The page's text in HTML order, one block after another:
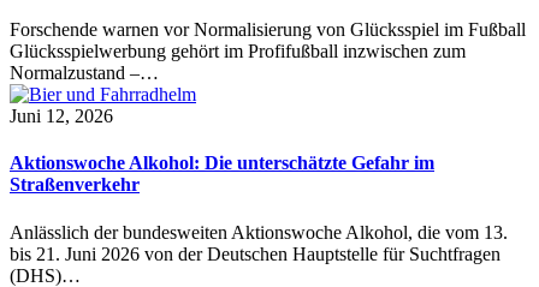
Forschende warnen vor Normalisierung von Glücksspiel im Fußball
Glücksspielwerbung gehört im Profifußball inzwischen zum
Normalzustand –…
Juni 12, 2026
Aktionswoche Alkohol: Die unterschätzte Gefahr im
Straßenverkehr
Anlässlich der bundesweiten Aktionswoche Alkohol, die vom 13.
bis 21. Juni 2026 von der Deutschen Hauptstelle für Suchtfragen
(DHS)…